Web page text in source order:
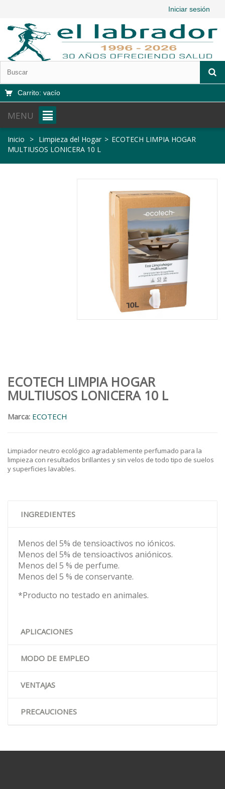
Iniciar sesión
Carrito: vacío
MENU
Inicio > Limpieza del Hogar > ECOTECH LIMPIA HOGAR
MULTIUSOS LONICERA 10 L
ECOTECH LIMPIA HOGAR
MULTIUSOS LONICERA 10 L
Marca: ECOTECH
Limpiador neutro ecológico agradablemente perfumado para la
limpieza con resultados brillantes y sin velos de todo tipo de suelos
y superficies lavables.
INGREDIENTES
Menos del 5% de tensioactivos no iónicos.
Menos del 5% de tensioactivos aniónicos.
Menos del 5 % de perfume.
Menos del 5 % de conservante.
*Producto no testado en animales.
APLICACIONES
MODO DE EMPLEO
VENTAJAS
PRECAUCIONES